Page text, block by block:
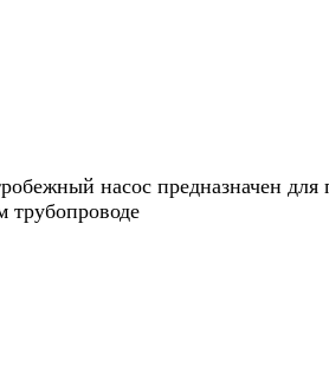
насос предназначен
трубопроводе